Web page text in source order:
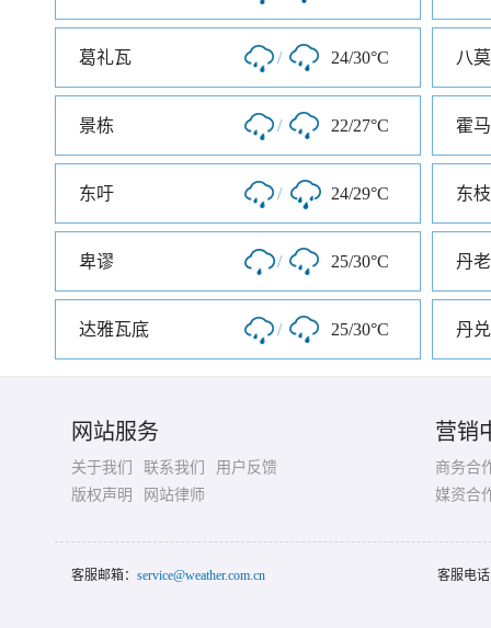
葛礼瓦 / 24/30°C 八莫
景栋 / 22/27°C 霍
东吁 / 24/29°C 东
卑谬 / 25/30°C 丹老
达雅瓦底 / 25/30°C 丹兑
网站服务
关于我们 联系我们
用户反馈
版权声明
网站律师
营销
商务合
媒资合
客服邮箱： service@weather.com.cn 客服电